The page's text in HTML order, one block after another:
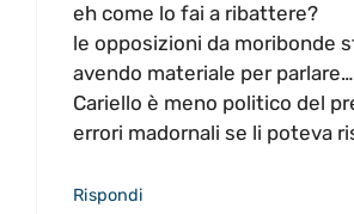
eh come lo fai a ribattere?
le opposizioni da moribonde
avendo materiale per
Cariello è meno politico del
errori madornali se li poteva
Rispondi